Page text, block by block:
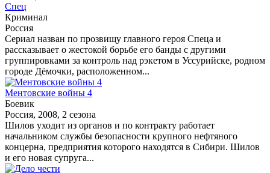
Спец
Криминал
Россия
Сериал назван по прозвищу главного героя Спеца и
рассказывает о жестокой борьбе его банды с другими
группировками за контроль над рэкетом в Уссурийске, родном
городе Дёмочки, расположенном...
Ментовские войны 4
Боевик
Россия, 2008, 2 сезона
Шилов уходит из органов и по контракту работает
начальником службы безопасности крупного нефтяного
концерна, предприятия которого находятся в Сибири. Шилов
и его новая супруга...